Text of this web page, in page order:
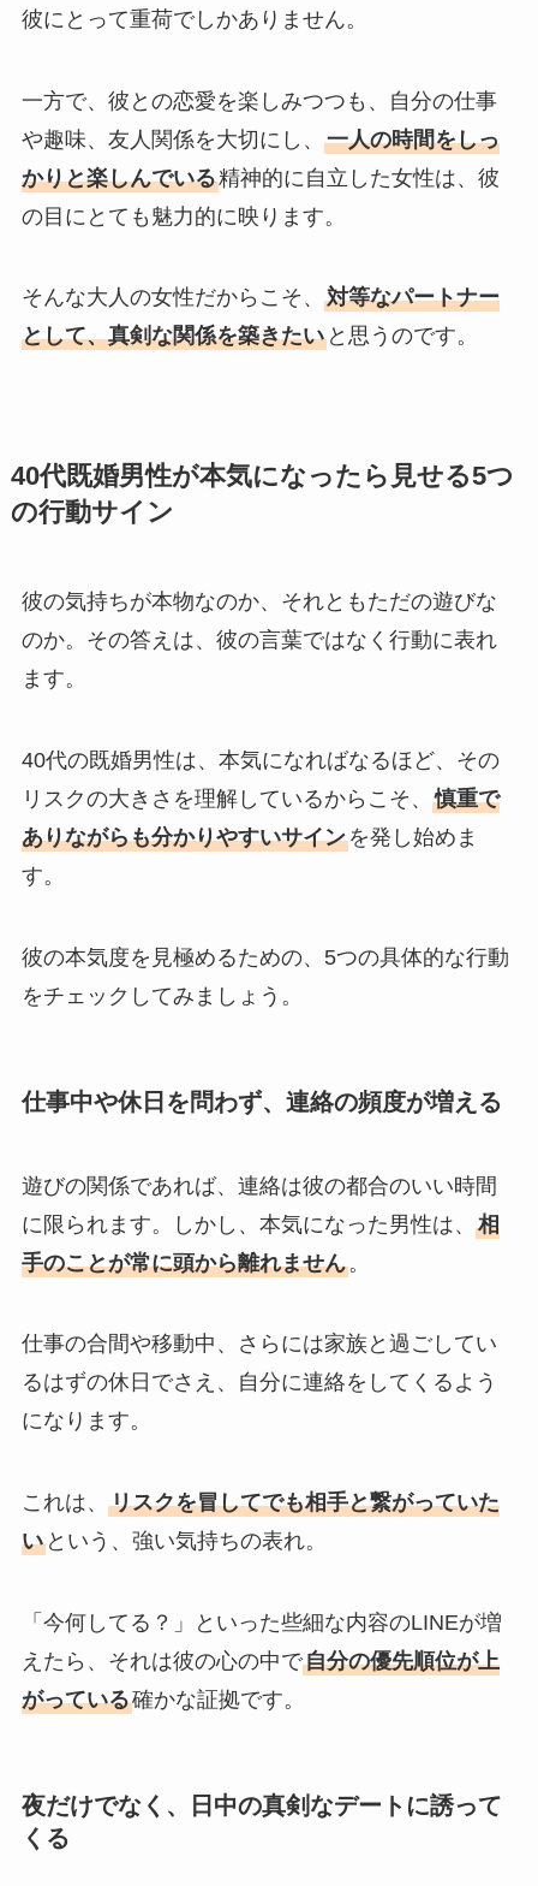
彼にとって重荷でしかありません。
一方で、彼との恋愛を楽しみつつも、自分の仕事
や趣味、友人関係を大切にし、 一人の時間をしっ
かりと楽しんでいる精神的に自立した女性は、彼
の目にとても魅力的に映ります。
そんな大人の女性だからこそ、 対等なパートナー
として、真剣な関係を築きたいと思うのです。
40代既婚男性が本気になったら見せる5つ
の行動サイン
彼の気持ちが本物なのか、それともただの遊びな
のか。その答えは、彼の言葉ではなく行動に表れ
ます。
40代の既婚男性は、本気になればなるほど、その
リスクの大きさを理解しているからこそ、 慎重で
ありながらも分かりやすいサインを発し始めま
す。
彼の本気度を見極めるための、5つの具体的な行動
をチェックしてみましょう。
仕事中や休日を問わず、連絡の頻度が増える
遊びの関係であれば、連絡は彼の都合のいい時間
に限られます。しかし、本気になった男性は、 相
手のことが常に頭から離れません。
仕事の合間や移動中、さらには家族と過ごしてい
るはずの休日でさえ、自分に連絡をしてくるよう
になります。
これは、 リスクを冒してでも相手と繋がっていた
いという、強い気持ちの表れ。
「今何してる？」といった些細な内容のLINEが増
えたら、それは彼の心の中で自分の優先順位が上
がっている確かな証拠です。
夜だけでなく、日中の真剣なデートに誘って
くる